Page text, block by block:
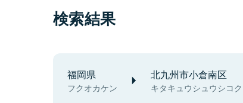
検索結果
福岡県
フクオカケン
北九州市小倉南区
キタキュウシュウシコ